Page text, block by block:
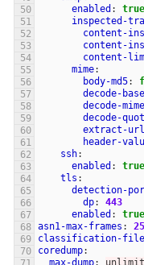
enabled :
true
inspected-
content-
content-
content-
mime:
body-md5:
decode-
decode-mime
decode-
extract-
header-
ssh:
enabled :
true
tls :
detection-
dp:
443
enabled :
true
asn1-max-frames :
classification-file
coredump: